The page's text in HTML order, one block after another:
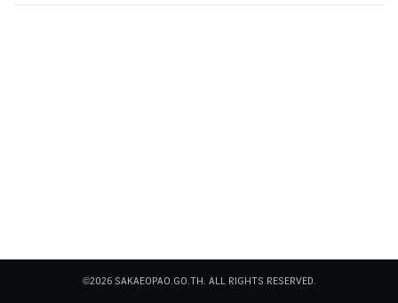
©2026 SAKAEOPAO.GO.TH. ALL RIGHTS RESERVED.